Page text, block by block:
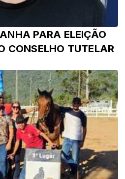
PARA ELEIÇÃO
CONSELHO TUTELAR